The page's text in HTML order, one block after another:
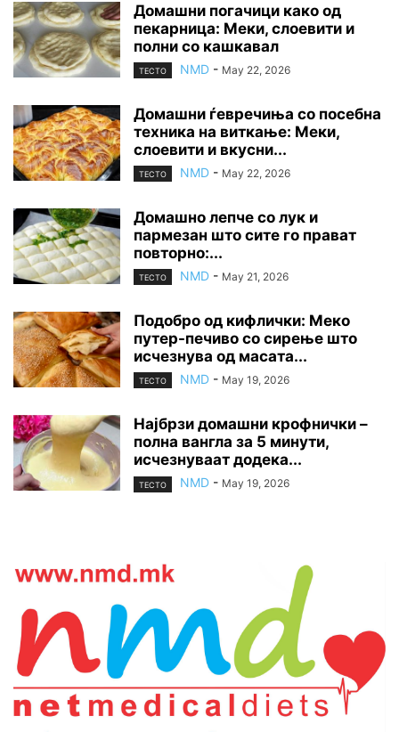
Домашни погачици како од
пекарница: Меки, слоевити и
полни со кашкавал
ТЕСТО NMD - May 22, 2026
Домашни ѓевречиња со посебна
техника на виткање: Меки,
слоевити и вкусни...
ТЕСТО NMD - May 22, 2026
Домашно лепче со лук и
пармезан што сите го прават
повторно:...
ТЕСТО NMD - May 21, 2026
Подобро од кифлички: Меко
путер-печиво со сирење што
исчезнува од масата...
ТЕСТО NMD - May 19, 2026
Најбрзи домашни крофнички –
полна вангла за 5 минути,
исчезнуваат додека...
ТЕСТО NMD - May 19, 2026